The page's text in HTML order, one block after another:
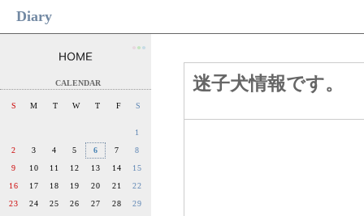
Diary
迷子犬情報です。
●●
CALENDAR
S M T W T F S
1
2
3 4 5 6 7
8
9
10 11 12 13 14
15
16
17 18 19 20 21
22
23
24 25 26 27 28
29